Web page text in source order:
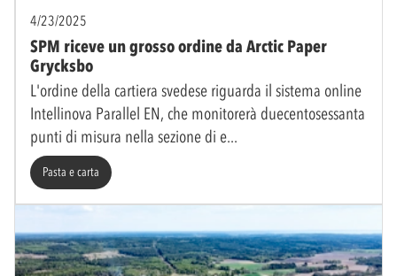
4/23/2025
SPM riceve un grosso ordine da Arctic Paper
Grycksbo
L'ordine della cartiera svedese riguarda il sistema online
Intellinova Parallel EN, che monitorerà duecentosessanta
punti di misura nella sezione di e
Pasta e carta